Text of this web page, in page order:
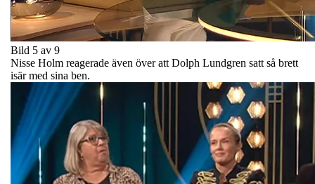
Bild 5 av 9
Nisse Holm reagerade även över att Dolph Lundgren satt så brett
isär med sina ben.